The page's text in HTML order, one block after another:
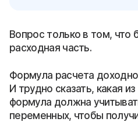
Вопрос только в том, что
расходная часть.
Формула расчета
И трудно сказать, какая
формула должна
переменных, чтобы